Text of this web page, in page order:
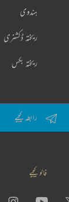
ہندوی
ریختہ ڈکشنری
ریختہ بکس
رابطہ کیجیے
فالو کیجیے